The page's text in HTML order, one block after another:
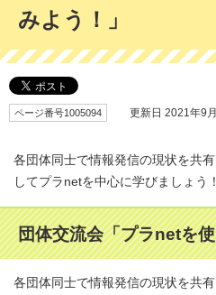
みよう！」
ページ番号1005094 更新日 2021年9
各団体同士で情報発信の現状を共
してプラnetを中心に学びましょう！
団体交流会「プラnetを
各団体同士で情報発信の現状を共